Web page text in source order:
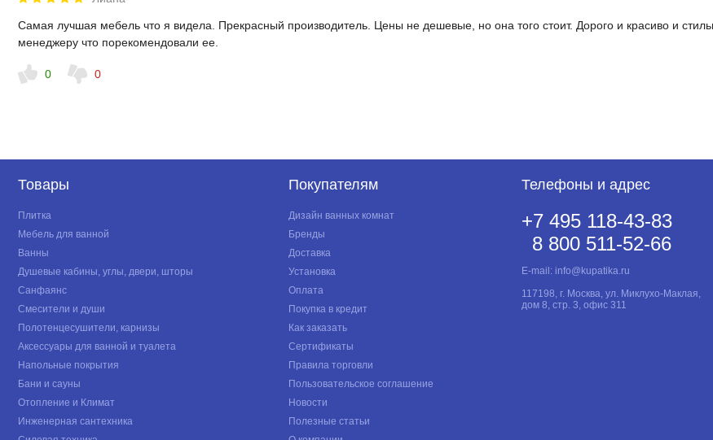
Самая лучшая мебель что я видела. Прекрасный производитель. Цены не дешевые, но она того стоит. Дорого и красиво и
менеджеру что порекомендовали ее.
0 0
Товары
Плитка
Мебель для ванной
Ванны
Душевые кабины, углы, двери, шторы
Санфаянс
Смесители и души
Полотенцесушители, карнизы
Аксессуары для ванной и туалета
Напольные покрытия
Бани и сауны
Отопление и Климат
Инженерная сантехника
Покупателям
Дизайн ванных комнат
Бренды
Доставка
Установка
Оплата
Покупка в кредит
Как заказать
Сертификаты
Правила торговли
Пользовательское соглашение
Новости
Полезные статьи
Телефоны и адрес
+7 495 118-43-83
8 800 511-52-66
E-mail: info@kupatika.ru
117198, г. Москва, ул. Миклухо-Маклая,
дом 8, стр. 3, офис 311